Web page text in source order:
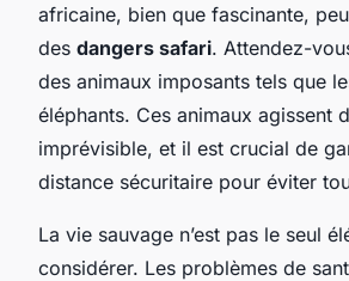
africaine, bien que fascinante,
des dangers safari. Attendez-
des animaux imposants tels que
éléphants. Ces animaux agissent
imprévisible, et il est crucial de
distance sécuritaire pour éviter
La vie sauvage n’est pas le seul
considérer. Les problèmes de